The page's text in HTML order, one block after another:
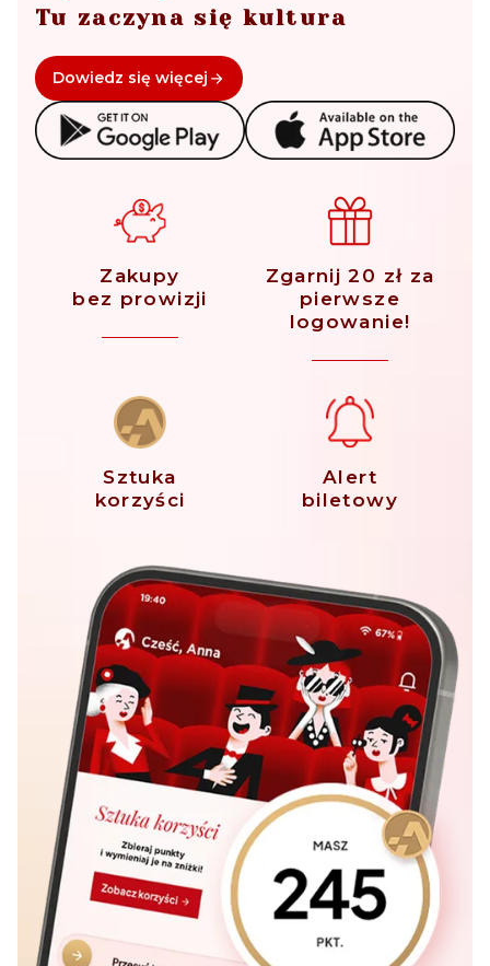
Tu zaczyna się kultura
Dowiedz się więcej
Zakupy
bez prowizji
Zgarnij 20 zł za
pierwsze
logowanie!
Sztuka
korzyści
Alert
biletowy